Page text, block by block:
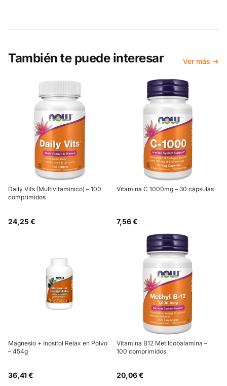
También te puede interesar Ver más →
Daily Vits (Multivitamínico) – 100
comprimidos
24,25 €
Vitamina C 1000mg – 30 cápsulas
7,56 €
Magnesio + Inositol Relax en Polvo
– 454g
36,41 €
Vitamina B12 Metilcobalamina –
100 comprimidos
20,06 €